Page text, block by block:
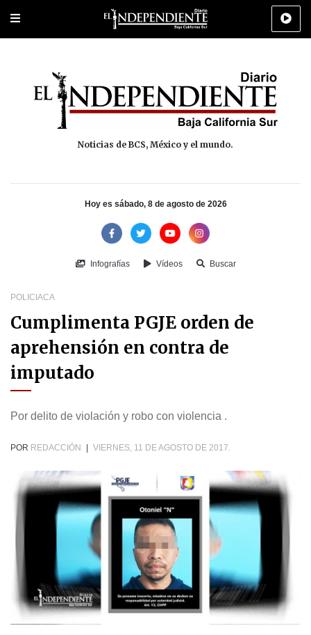
Portada Los Cabos Policiaca Deportes Cultura
Noticias de BCS, México y el mundo.
Hoy es sábado, 8 de agosto de 2026
Infografías Vídeos Buscar
POLICIACA
Cumplimenta PGJE orden de
aprehensión en contra de
imputado
Por delito de violación y robo con violencia .
POR REDACCIÓN VIERNES, 11 DE AGOSTO DE 2017.